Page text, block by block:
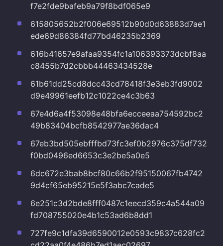
f7e2fde9bafeb9a79f8bdf065e9
615805652b2f006e69512b90d0d63883d7ae1
ede69d86384fd77bd46235b2369
616b41657e9afaa9354fc1a106393373dcbf8aa
c8455b7d2cbbb44463434528e
61b61dd25cd8dcc43cd78418f3e3eb3fd9002
d9e49961eefb12c1022ce4c3b63
67e4d6a4f53098e48bfa6ecceeaa754592bc2
49b83404bcfb8542977ae36dac4
67eb3bd505ebfffbd73fc3ef0b2976c375df732
f0bd0496ed6653c3e2be5a0e5
6dc672e3bab8bcf80c66b2f95150067fb4742
9d4cf65eb95215e5f3abc7cade5
6e251c3d2bde8fff0487c1eecd359c4a544a09
fd708755020e4b1c53ad6b8dd1
727fe9c1dfa39d6590012e0593c9837c628fc2